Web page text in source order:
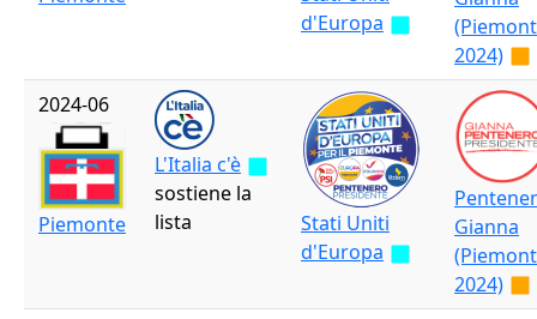
d'Europa
2024)
2024-06
Piemonte
L'Italia c'è
sostiene la
lista
Stati Uniti
d'Europa
Gianna
2024)